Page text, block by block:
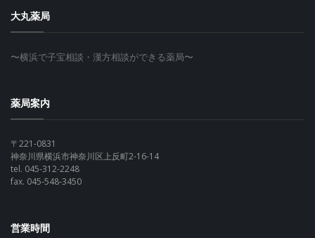
大丸薬局
〜横浜で子宝相談・漢方相談ができる薬局〜
薬局案内
〒221-0831
神奈川県横浜市神奈川区上反町2-16-14
tel. 045-312-2248
fax. 045-548-3450
営業時間